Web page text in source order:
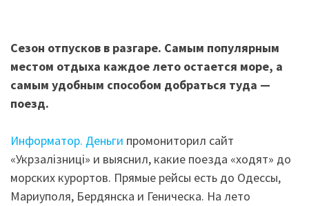
Сезон отпусков в разгаре. Самым популярным
местом отдыха каждое лето остается море, а
самым удобным способом добраться туда —
поезд.
Информатор. Деньги промониторил сайт
«Укрзалізниці» и выяснил, какие поезда «ходят» до
морских курортов. Прямые рейсы есть до Одессы,
Мариуполя, Бердянска и Геническа. На лето